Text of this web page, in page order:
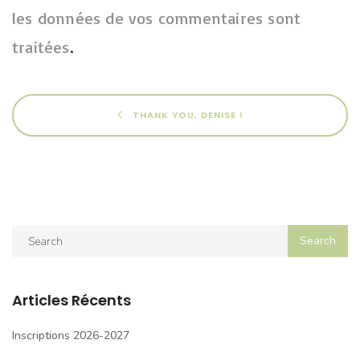
les données de vos commentaires sont
traitées.
THANK YOU, DENISE !
Articles Récents
Inscriptions 2026-2027